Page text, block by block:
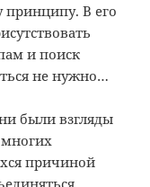
принципу. В его
и поиск
не нужно…
были взгляды
причиной